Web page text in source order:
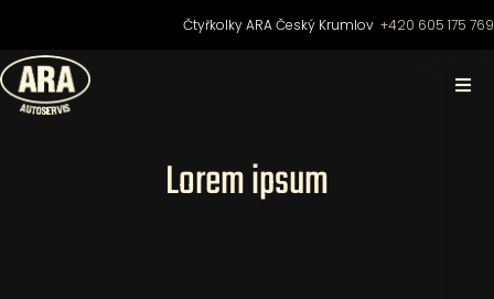
obsah
Čtyřkolky ARA Český Krumlov+420 605 175 769
Lorem ipsum